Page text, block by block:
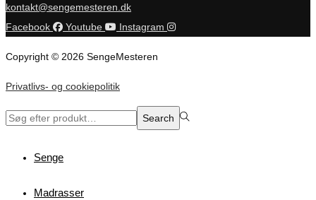
kontakt@sengemesteren.dk
Facebook
Youtube Instagram
Copyright © 2026 SengeMesteren
Privatlivs- og cookiepolitik
Search
Search
Senge
Madrasser